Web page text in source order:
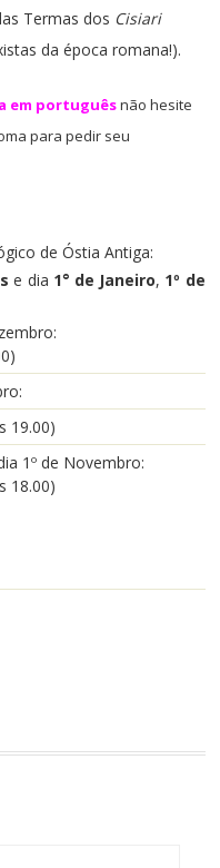
Termas dos Cisiari
da época romana!).
em portuguêsnão hesite
para pedir seu
de Óstia Antiga:
e dia 1° de Janeiro, 1º de
19.00)
1º de Novembro:
18.00)